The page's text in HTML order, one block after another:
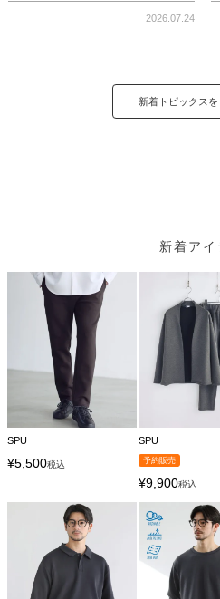
2026.07.24
新着トピックス
新着アイ
SPU
¥5,500税込
SPU
予約販売
¥9,900税込